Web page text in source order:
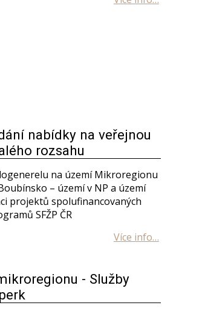
nabídky na veřejnou
rozsahu
na území Mikroregionu
– území v NP a území
projektů spolufinancovaných
SFŽP ČR
- Služby